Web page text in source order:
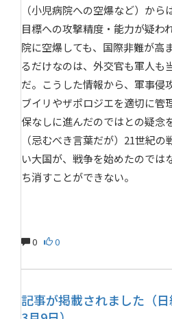
（小児病院への空爆など）か
目標への攻撃精度・能力が疑わ
院に空爆しても、国際非難が高
るだけなのは、外交官も軍人も
だ。こうした情報から、軍事侵
ブイリやザポロジエを適切に管
保なしに進んだのではとの疑念
（忌むべき言葉だが）21世紀
い大国が、戦争を始めたのでは
ち消すことができない。
0 0
記事が掲載されました（